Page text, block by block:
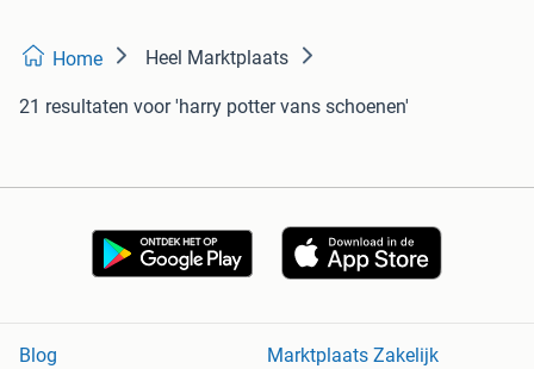
Home Heel Marktplaats
21 resultaten voor 'harry potter vans schoenen'
Blog
Marktplaats Zakelijk